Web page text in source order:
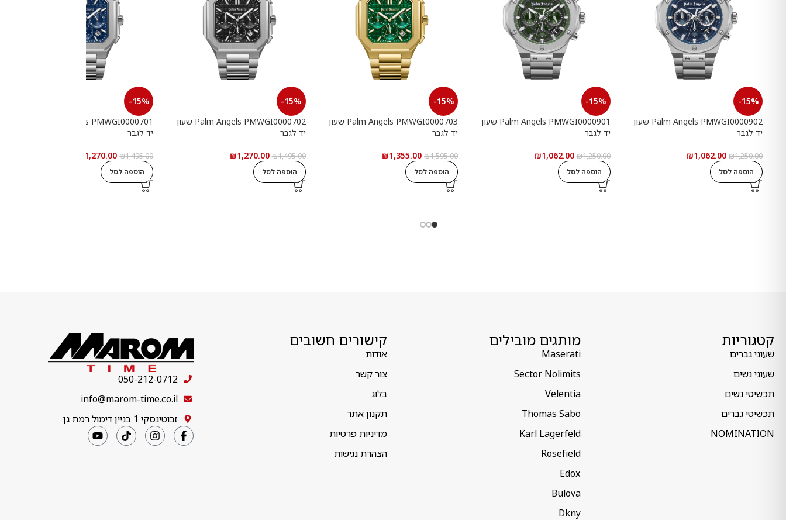
-15%
Palm Angels PMWGI0000902 שעון
יד לגבר
₪1,250.00
₪1,062.00
הוספה לסל
-15%
Palm Angels PMWGI0000901 שעון
יד לגבר
₪1,250.00
₪1,062.00
הוספה לסל
-15%
Palm Angels PMWGI0000703 שעון
יד לגבר
₪1,595.00
₪1,355.00
הוספה לסל
-15%
Palm Angels PMWGI0000702 שעון
יד לגבר
₪1,495.00
₪1,270.00
הוספה לסל
-15%
יד לגבר
₪1,495.00
1,270.00
הוספה לסל
קטגוריות
שעוני גברים
שעוני נשים
תכשיטי נשים
תכשיטי גברים
NOMINATION
מותגים מובילים
Maserati
Sector Nolimits
Velentia
Thomas Sabo
Karl Lagerfeld
Rosefield
Edox
Bulova
Dkny
קישורים חשובים
אודות
צור קשר
בלוג
תקנון אתר
מדיניות פרטיות
הצהרת נגישות
050-212-0712
info@marom-time.co.il
זבוטינסקי 1 בניין דימול רמת גן